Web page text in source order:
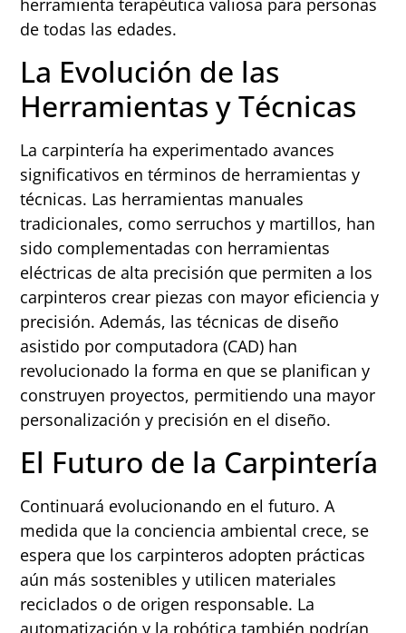
de todas las edades.
La Evolución de las
Herramientas y Técnicas
La carpintería ha experimentado avances
significativos en términos de herramientas y
técnicas. Las herramientas manuales
tradicionales, como serruchos y martillos, han
sido complementadas con herramientas
eléctricas de alta precisión que permiten a los
carpinteros crear piezas con mayor eficiencia y
precisión. Además, las técnicas de diseño
asistido por computadora (CAD) han
revolucionado la forma en que se planifican y
construyen proyectos, permitiendo una mayor
personalización y precisión en el diseño.
El Futuro de la Carpintería
Continuará evolucionando en el futuro. A
medida que la conciencia ambiental crece, se
espera que los carpinteros adopten prácticas
aún más sostenibles y utilicen materiales
reciclados o de origen responsable. La